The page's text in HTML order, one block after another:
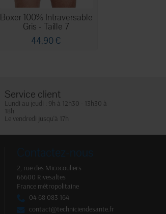
Boxer 100% Intraversable
Gris - Taille 7
44,90 €
Service client
Lundi au jeudi : 9h à 12h30 - 13h30 à
18h
Le vendredi jusqu'à 17h
Contactez-nous
2, rue des Micocouliers
66600 Rivesaltes
France métropolitaine
04 68 083 164
contact@techniciendesante.fr